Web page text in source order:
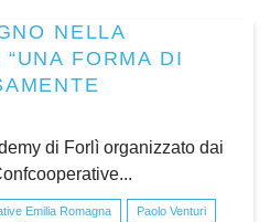
NELLA
FORMA DI
di Forlì organizzato dai
Emilia Romagna
Paolo Venturi